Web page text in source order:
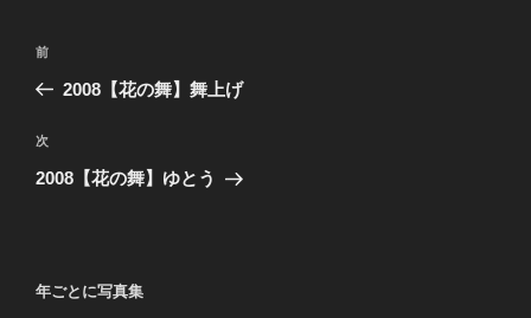
投
ビ
ゲ
ン
前
の
稿
前
2008【花の舞】舞上げ
次
の
次
2008【花の舞】ゆとう
年ごとに写真集